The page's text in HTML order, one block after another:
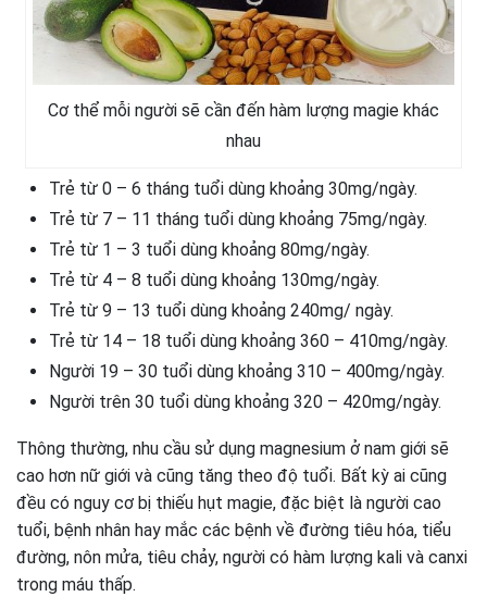
Cơ thể mỗi người sẽ cần đến hàm lượng magie khác
nhau
Trẻ từ 0 – 6 tháng tuổi dùng khoảng 30mg/ngày.
Trẻ từ 7 – 11 tháng tuổi dùng khoảng 75mg/ngày.
Trẻ từ 1 – 3 tuổi dùng khoảng 80mg/ngày.
Trẻ từ 4 – 8 tuổi dùng khoảng 130mg/ngày.
Trẻ từ 9 – 13 tuổi dùng khoảng 240mg/ ngày.
Trẻ từ 14 – 18 tuổi dùng khoảng 360 – 410mg/ngày.
Người 19 – 30 tuổi dùng khoảng 310 – 400mg/ngày.
Người trên 30 tuổi dùng khoảng 320 – 420mg/ngày.
Thông thường, nhu cầu sử dụng magnesium ở nam giới sẽ
cao hơn nữ giới và cũng tăng theo độ tuổi. Bất kỳ ai cũng
đều có nguy cơ bị thiếu hụt magie, đặc biệt là người cao
tuổi, bệnh nhân hay mắc các bệnh về đường tiêu hóa, tiểu
đường, nôn mửa, tiêu chảy, người có hàm lượng kali và canxi
trong máu thấp.